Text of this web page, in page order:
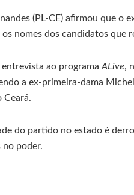
(PL-CE) afirmou que o
nomes dos candidatos que
ao programa ALive,
a ex-primeira-dama
Ceará.
do partido no estado é
no poder.